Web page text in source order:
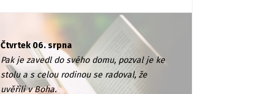
Čtvrtek 06. srpna
Pak je zavedl do svého domu, pozval je ke
stolu a s celou rodinou se radoval, že
uvěřili v Boha.